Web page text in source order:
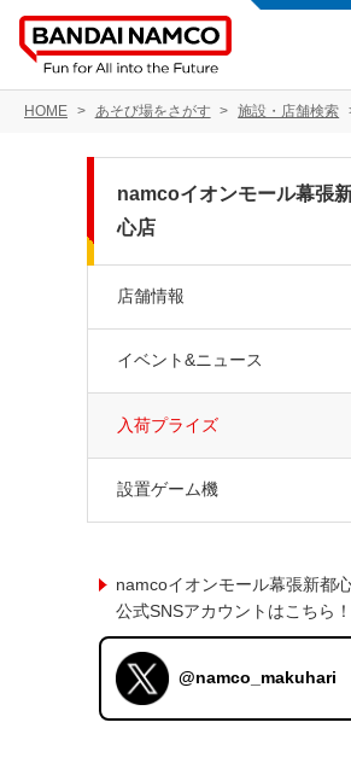
HOME あそび場をさがす 施設・店舗検索
namcoイオンモール幕張
心店
店舗情報
イベント&ニュース
入荷プライズ
設置ゲーム機
namcoイオンモール幕張新都
公式SNSアカウントはこちら！
@namco_makuhari